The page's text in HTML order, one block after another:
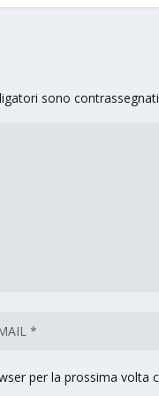
sono
per la prossima volta